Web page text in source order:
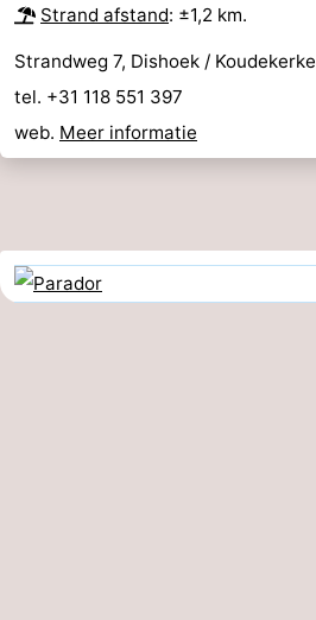
Strand afstand: ±1,2 km.
Strandweg 7, Dishoek / Koudekerke
tel. +31 118 551 397
web. Meer informatie